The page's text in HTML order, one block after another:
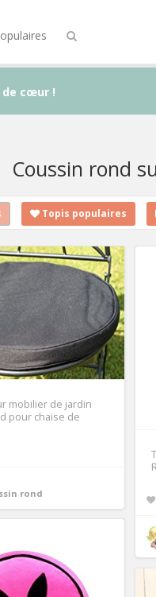
de cœur !
Coussin rond
Topis populaires
mobilier de jardin
pour chaise de
rond